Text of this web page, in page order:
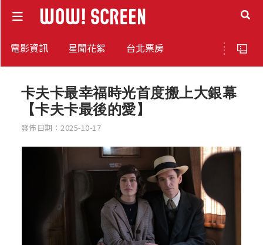
電影資訊 星聞花絮 台北票房
卡夫卡最幸福時光首度搬上大銀幕
【卡夫卡最後的愛】
發佈日期：2025-10-17